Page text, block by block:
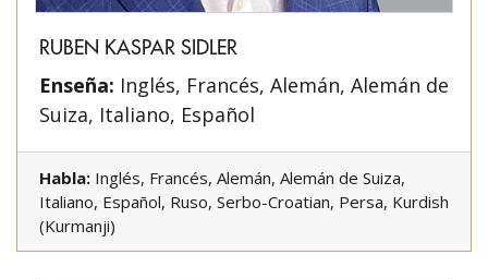
RUBEN KASPAR SIDLER
Enseña: Inglés, Francés, Alemán, Alemán de
Suiza, Italiano, Español
Habla: Inglés, Francés, Alemán, Alemán de Suiza,
Italiano, Español, Ruso, Serbo-Croatian, Persa, Kurdish
(Kurmanji)